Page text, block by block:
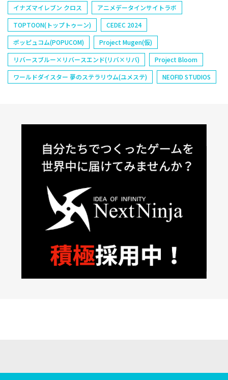
イナズマイレブン クロス
アニメデータインサイトラボ
TOPTOON(トップトゥーン)
CEDEC 2024
ポッピュコム(POPUCOM)
Project Mugen(仮)
リバースブルー×リバースエンド(リバ×リバ)
Project Bloom
ワールドダイスター 夢のステラリウム(ユメステ)
NEOFID STUDIOS